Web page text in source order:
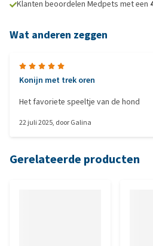
Klanten beoordelen Medpets met een
Wat anderen zeggen
Konijn met trek oren
Het favoriete speeltje van de hond
22 juli 2025, doorGalina
Gerelateerde producten